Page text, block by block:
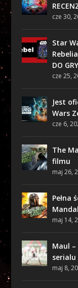
cze 30,
Star
DO GRY
cze 25,
Jest
Wars
cze 6,
The
filmu
maj 26,
Pełna
maj 14,
Maul –
serialu
maj 8,